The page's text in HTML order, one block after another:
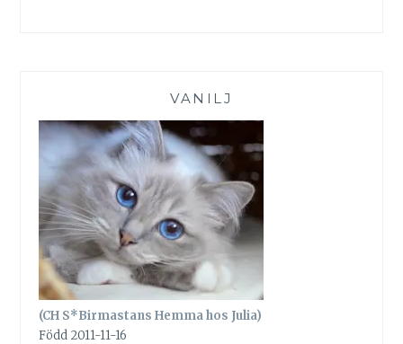
VANILJ
(CH S*Birmastans Hemma hos Julia)
Född 2011-11-16